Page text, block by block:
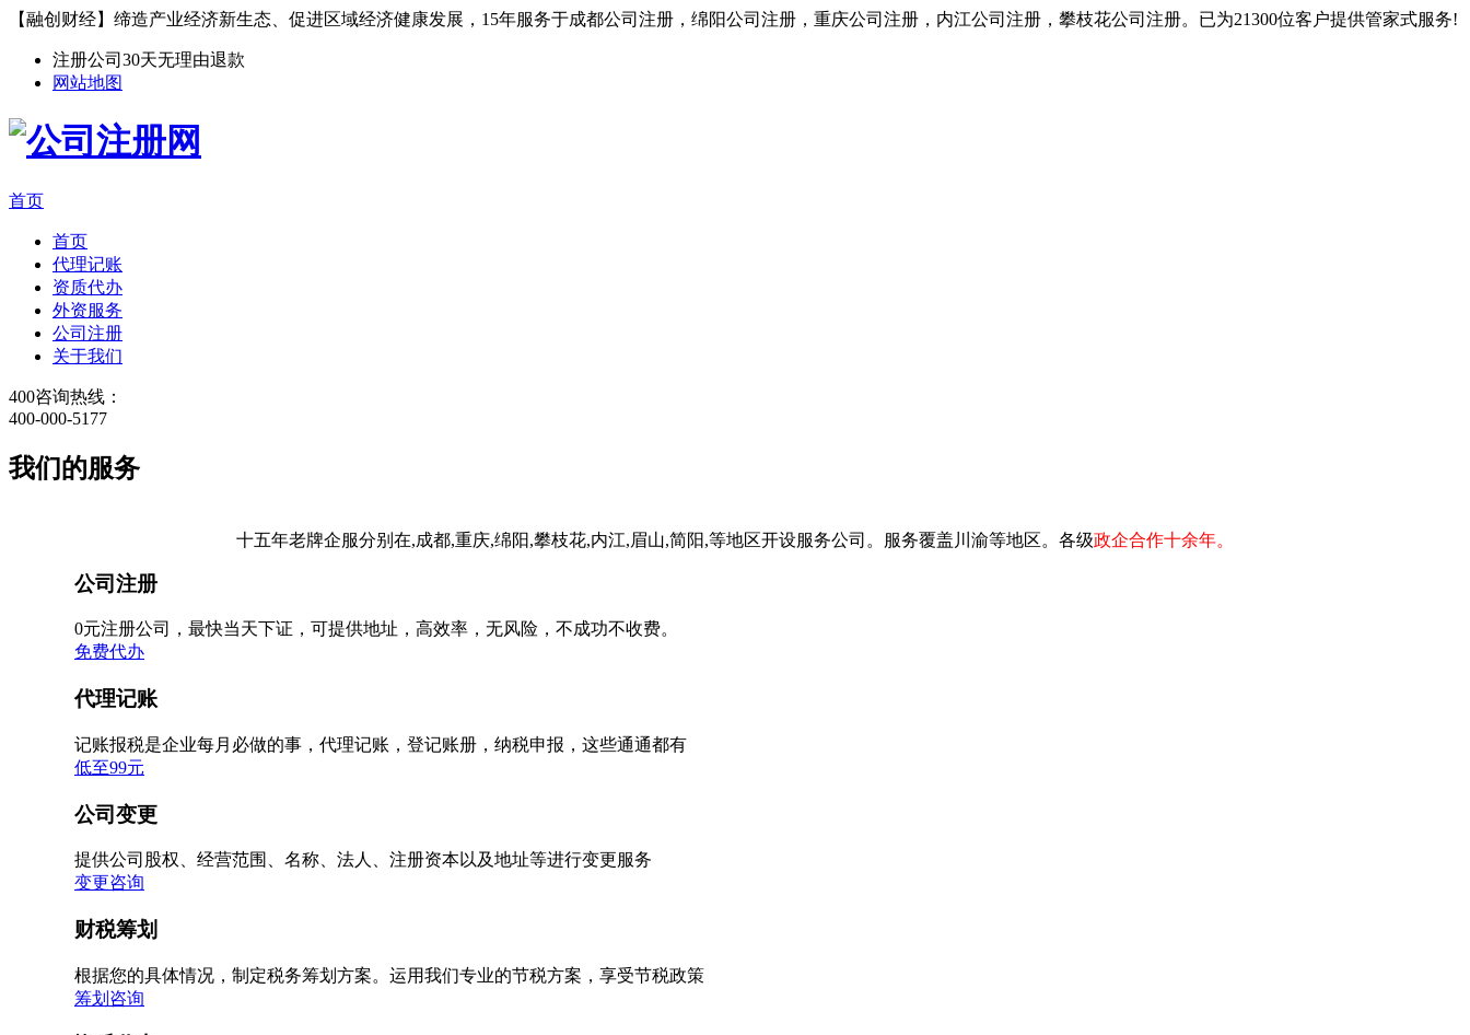
【融创财经】缔造产业经济新生态、促进区域经济健康发展，15年服务于成都公司注册，绵阳公司注册，重庆公司注册，内江公司注册，攀枝花公司注册。已为21300位客户提供管家式服务!
注册公司30天无理由退款
网站地图
首页
首页
代理记账
资质代办
外资服务
公司注册
关于我们
400咨询热线：
400-000-5177
我们的服务
十五年老牌企服分别在,成都,重庆,绵阳,攀枝花,内江,眉山,简阳,等地区开设服务公司。服务覆盖川渝等地区。各级政企合作十余年。
公司注册
0元注册公司，最快当天下证，可提供地址，高效率，无风险，不成功不收费。
免费代办
代理记账
记账报税是企业每月必做的事，代理记账，登记账册，纳税申报，这些通通都有
低至99元
公司变更
提供公司股权、经营范围、名称、法人、注册资本以及地址等进行变更服务
变更咨询
财税筹划
根据您的具体情况，制定税务筹划方案。运用我们专业的节税方案，享受节税政策
筹划咨询